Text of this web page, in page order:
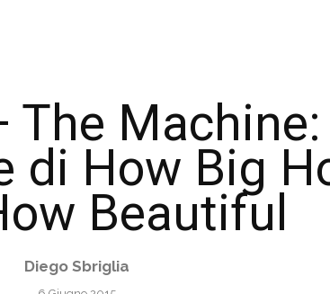
The
di How Big
Beautiful
Diego Sbriglia